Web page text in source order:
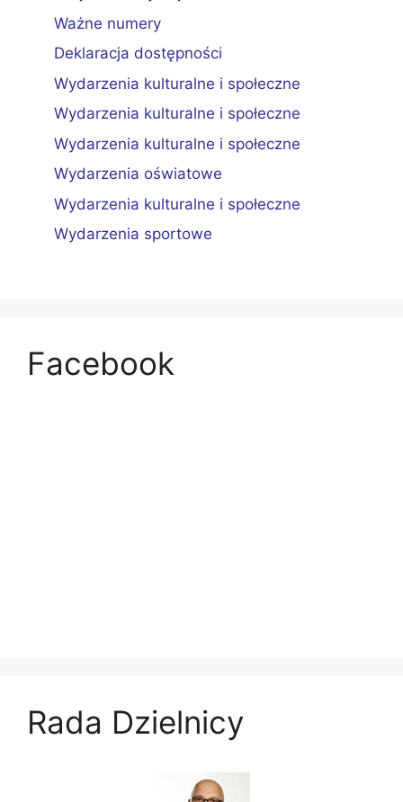
Ważne numery
Deklaracja dostępności
Wydarzenia kulturalne i społeczne
Wydarzenia kulturalne i społeczne
Wydarzenia kulturalne i społeczne
Wydarzenia oświatowe
Wydarzenia kulturalne i społeczne
Wydarzenia sportowe
Facebook
Rada Dzielnicy